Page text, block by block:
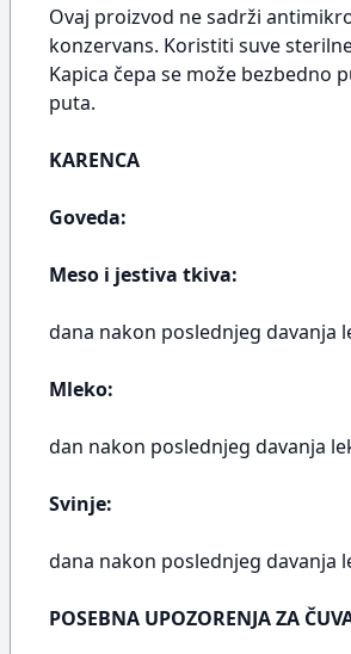
Ovaj proizvod ne sadrži
konzervans. Koristiti suve
Kapica čepa se može bezbedno
puta.
KARENCA
Goveda:
Meso i jestiva tkiva:
dana nakon poslednjeg davanja
Mleko:
dan nakon poslednjeg davanja
Svinje:
dana nakon poslednjeg davanja
POSEBNA UPOZORENJA ZA